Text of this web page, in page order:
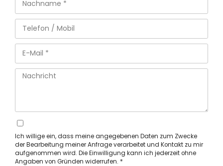
Ich willige ein, dass meine angegebenen Daten zum Zwecke
der Bearbeitung meiner Anfrage verarbeitet und Kontakt zu mir
aufgenommen wird. Die Einwilligung kann ich jederzeit ohne
Angaben von Gründen widerrufen. *